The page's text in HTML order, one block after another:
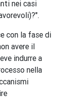
nei casi
con la fase di
avere il
indurre a
nella